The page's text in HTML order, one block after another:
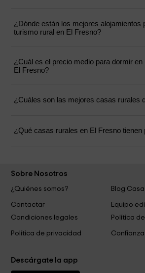
¿Dónde están los mejores alojamientos
turismo rural en El Fresno?
¿Cuál es el precio medio para dormir en
El Fresno?
¿Cuáles son las mejores casas rurales
¿Qué casas rurales en El Fresno tienen
Sobre Nosotros
¿Quiénes somos?
Blog
Contactar
Equipo
Condiciones legales
Política
Política de privacidad
Descárgate la app